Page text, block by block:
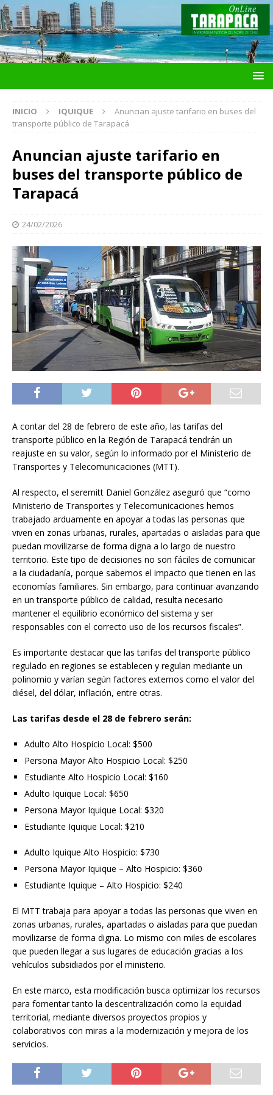
INICIO IQUIQUE
Anuncian ajuste tarifario en buses del
transporte público de Tarapacá
Anuncian ajuste tarifario en
buses del transporte público de
Tarapacá
24/02/2026
A contar del 28 de febrero de este año, las tarifas del
transporte público en la Región de Tarapacá tendrán un
reajuste en su valor, según lo informado por el Ministerio de
Transportes y Telecomunicaciones (MTT).
Al respecto, el seremitt Daniel González aseguró que “como
Ministerio de Transportes y Telecomunicaciones hemos
trabajado arduamente en apoyar a todas las personas que
viven en zonas urbanas, rurales, apartadas o aisladas para que
puedan movilizarse de forma digna a lo largo de nuestro
territorio. Este tipo de decisiones no son fáciles de comunicar
a la ciudadanía, porque sabemos el impacto que tienen en las
economías familiares. Sin embargo, para continuar avanzando
en un transporte público de calidad, resulta necesario
mantener el equilibrio económico del sistema y ser
responsables con el correcto uso de los recursos fiscales”.
Es importante destacar que las tarifas del transporte público
regulado en regiones se establecen y regulan mediante un
polinomio y varían según factores externos como el valor del
diésel, del dólar, inflación, entre otras.
Las tarifas desde el 28 de febrero serán:
Adulto Alto Hospicio Local: $500
Persona Mayor Alto Hospicio Local: $250
Estudiante Alto Hospicio Local: $160
Adulto Iquique Local: $650
Persona Mayor Iquique Local: $320
Estudiante Iquique Local: $210
Adulto Iquique Alto Hospicio: $730
Persona Mayor Iquique – Alto Hospicio: $360
Estudiante Iquique – Alto Hospicio: $240
El MTT trabaja para apoyar a todas las personas que viven en
zonas urbanas, rurales, apartadas o aisladas para que puedan
movilizarse de forma digna. Lo mismo con miles de escolares
que pueden llegar a sus lugares de educación gracias a los
vehículos subsidiados por el ministerio.
En este marco, esta modificación busca optimizar los recursos
para fomentar tanto la descentralización como la equidad
territorial, mediante diversos proyectos propios y
colaborativos con miras a la modernización y mejora de los
servicios.